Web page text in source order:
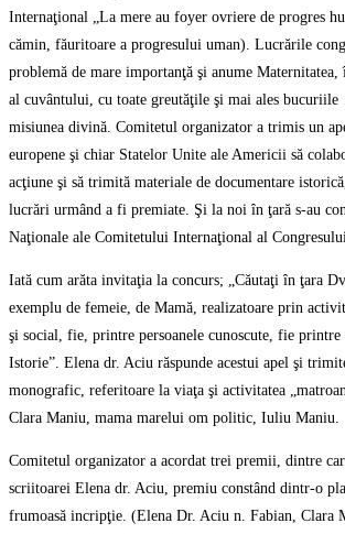
Internaţional „La mere au foyer ovriere de progres
cămin, făuritoare a progresului uman). Lucrările
problemă de mare importanţă şi anume
al cuvântului, cu toate greutăţile şi mai ales bucuriile
misiunea divină. Comitetul organizator a trimis un
europene şi chiar Statelor Unite ale Americii să
acţiune şi să trimită materiale de documentare
lucrări urmând a fi premiate. Şi la noi în ţară s-au
Naţionale ale Comitetului Internaţional al
Iată cum arăta invitaţia la concurs; „Căutaţi în ţara
exemplu de femeie, de Mamă, realizatoare prin
şi social, fie, printre persoanele cunoscute, fie printre
Istorie”. Elena dr. Aciu răspunde acestui apel şi
monografic, referitoare la viaţa şi activitatea
Clara Maniu, mama marelui om politic, Iuliu Maniu.
Comitetul organizator a acordat trei premii, dintre
scriitoarei Elena dr. Aciu, premiu constând dintr-o
frumoasă incripţie. (Elena Dr. Aciu n. Fabian, Clara